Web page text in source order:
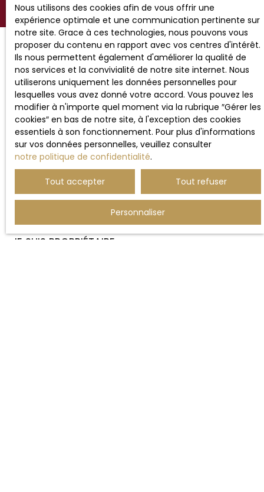
JE RECHERCHE UN BIEN
Vente maison Hesdin (62140)
Vente maison Étaples (62630)
Vente maison Beaurainville (62990)
Vente appartement Le Touquet-Paris-Plage (62520)
Vente maison Montreuil (62170)
Vente terrain Ergny (62650)
JE SUIS PROPRIÉTAIRE
Nous utilisons des cookies afin de vous offrir une
expérience optimale et une communication pertinente sur
notre site. Grace à ces technologies, nous pouvons vous
proposer du contenu en rapport avec vos centres d'intérêt.
Ils nous permettent également d'améliorer la qualité de
nos services et la convivialité de notre site internet. Nous
utiliserons uniquement les données personnelles pour
lesquelles vous avez donné votre accord. Vous pouvez les
modifier à n'importe quel moment via la rubrique ″Gérer les
cookies″ en bas de notre site, à l'exception des cookies
essentiels à son fonctionnement. Pour plus d'informations
sur vos données personnelles, veuillez consulter
notre politique de confidentialité.
Tout accepter Tout refuser
Personnaliser